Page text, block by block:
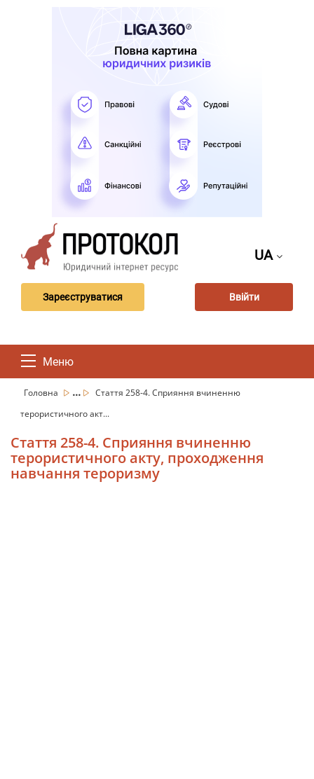
UA
Зареєструватися Ввійти
Меню
Головна ...
Стаття 258-4. Сприяння вчиненню
терористичного акт...
Стаття 258-4. Сприяння вчиненню
терористичного акту, проходження
навчання тероризму